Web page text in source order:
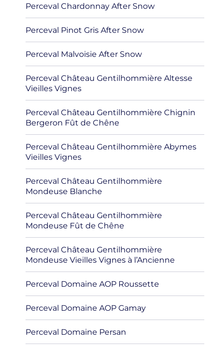
Perceval Chardonnay After Snow
Perceval Pinot Gris After Snow
Perceval Malvoisie After Snow
Perceval Château Gentilhommière Altesse
Vieilles Vignes
Perceval Château Gentilhommière Chignin
Bergeron Fût de Chêne
Perceval Château Gentilhommière Abymes
Vieilles Vignes
Perceval Château Gentilhommière
Mondeuse Blanche
Perceval Château Gentilhommière
Mondeuse Fût de Chêne
Perceval Château Gentilhommière
Mondeuse Vieilles Vignes à l’Ancienne
Perceval Domaine AOP Roussette
Perceval Domaine AOP Gamay
Perceval Domaine Persan